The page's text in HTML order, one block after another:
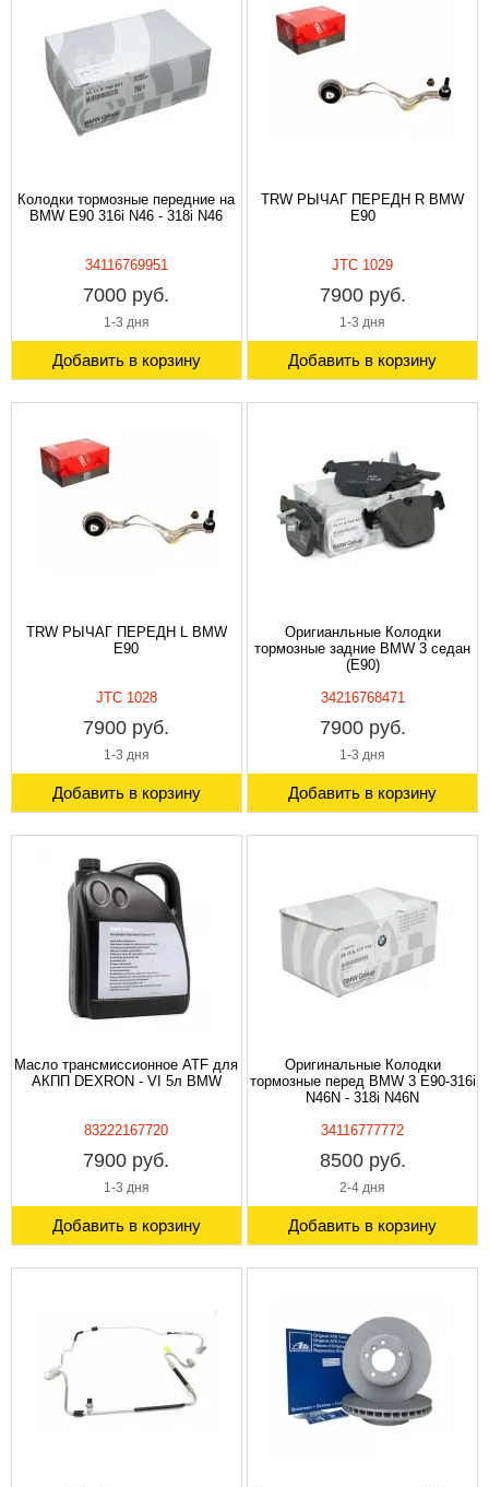
Колодки тормозные передние на
BMW E90 316i N46 - 318i N46
34116769951
7000 руб.
1-3 дня
Добавить в корзину
TRW РЫЧАГ ПЕРЕДН R BMW
E90
JTC 1029
7900 руб.
1-3 дня
Добавить в корзину
TRW РЫЧАГ ПЕРЕДН L BMW
E90
JTC 1028
7900 руб.
1-3 дня
Добавить в корзину
Оригианльные Колодки
тормозные задние BMW 3 седан
(E90)
34216768471
7900 руб.
1-3 дня
Добавить в корзину
Масло трансмиссионное ATF для
АКПП DEXRON - VI 5л BMW
83222167720
7900 руб.
1-3 дня
Добавить в корзину
Оригинальные Колодки
тормозные перед BMW 3 E90-316i
N46N - 318i N46N
34116777772
8500 руб.
2-4 дня
Добавить в корзину